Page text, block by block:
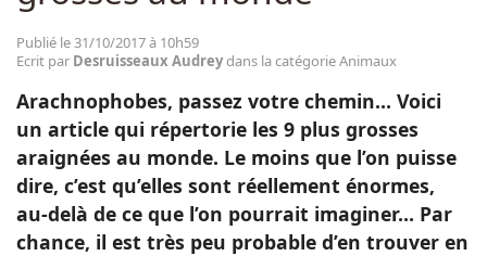
Divertissement
Insolite
Publié le 31/10/2017 à 10h59
Ecrit par Desruisseaux Audreydans la catégorie Animaux
Arachnophobes, passez votre chemin… Voici
un article qui répertorie les 9 plus grosses
araignées au monde. Le moins que l’on puisse
dire, c’est qu’elles sont réellement énormes,
au-delà de ce que l’on pourrait imaginer… Par
chance, il est très peu probable d’en trouver en